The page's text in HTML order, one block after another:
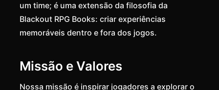
um time; é uma extensão da filosofia da
Blackout RPG Books: criar experiências
memoráveis dentro e fora dos jogos.
Missão e Valores
Nossa missão é inspirar jogadores a explorar o